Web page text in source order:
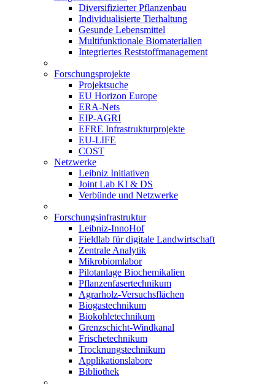
Diversifizierter Pflanzenbau
Individualisierte Tierhaltung
Gesunde Lebensmittel
Multifunktionale Biomaterialien
Integriertes Reststoffmanagement
Forschungsprojekte
Projektsuche
EU Horizon Europe
ERA-Nets
EIP-AGRI
EFRE Infrastrukturprojekte
EU-LIFE
COST
Netzwerke
Leibniz Initiativen
Joint Lab KI & DS
Verbünde und Netzwerke
Forschungsinfrastruktur
Leibniz-InnoHof
Fieldlab für digitale Landwirtschaft
Zentrale Analytik
Mikrobiomlabor
Pilotanlage Biochemikalien
Pflanzenfasertechnikum
Agrarholz-Versuchsflächen
Biogastechnikum
Biokohletechnikum
Grenzschicht-Windkanal
Frischetechnikum
Trocknungstechnikum
Applikationslabore
Bibliothek